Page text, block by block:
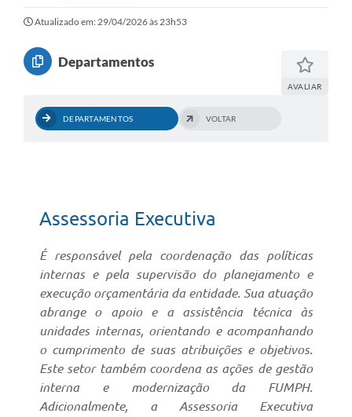
Atualizado em: 29/04/2026 às 23h53
Departamentos
AVALIAR
DEPARTAMENTOS VOLTAR
Assessoria Executiva
É responsável pela coordenação das políticas
internas e pela supervisão do planejamento e
execução orçamentária da entidade. Sua atuação
abrange o apoio e a assistência técnica às
unidades internas, orientando e acompanhando
o cumprimento de suas atribuições e objetivos.
Este setor também coordena as ações de gestão
interna e modernização da FUMPH.
Adicionalmente, a Assessoria Executiva